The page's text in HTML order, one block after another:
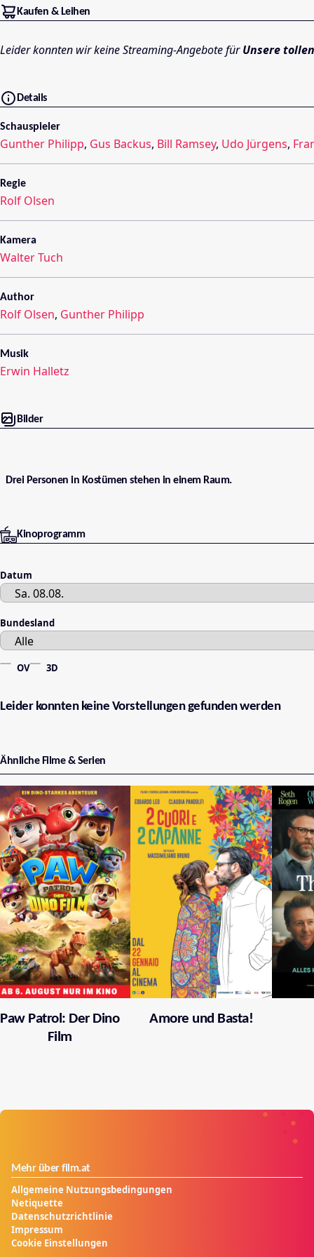
Kaufen & Leihen
Leider konnten wir keine Streaming-Angebote fürUnsere
Details
Schauspieler
Gunther Philipp, Gus Backus, Bill Ramsey, Udo Jürgens,
Regie
Rolf Olsen
Kamera
Walter Tuch
Author
Rolf Olsen, Gunther Philipp
Musik
Erwin Halletz
Bilder
Drei Personen in Kostümen stehen in einem Raum.
Kinoprogramm
Datum
Bundesland
OV 3D
Leider konnten keine Vorstellungen gefunden werden
Ähnliche Filme & Serien
Paw Patrol: Der Dino
Film
Amore und Basta!
Mehr über film.at
Allgemeine Nutzungsbedingungen
Netiquette
Datenschutzrichtlinie
Impressum
Cookie Einstellungen